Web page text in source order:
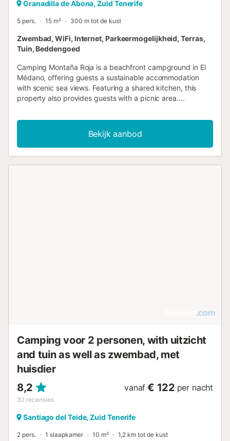
Granadilla de Abona, Zuid Tenerife
5 pers. 15 m² 300 m tot de kust
Zwembad, WiFi, Internet, Parkeermogelijkheid, Terras,
Tuin, Beddengoed
Camping Montaña Roja is a beachfront campground in El
Médano, offering guests a sustainable accommodation
with scenic sea views. Featuring a shared kitchen, this
property also provides guests with a picnic area....
Bekijk aanbod
Camping voor 2 personen, with uitzicht
and tuin as well as zwembad, met
huisdier
8,2
32 recensies
vanaf € 122 per nacht
Santiago del Teide, Zuid Tenerife
2 pers. 1 slaapkamer 10 m² 1,2 km tot de kust